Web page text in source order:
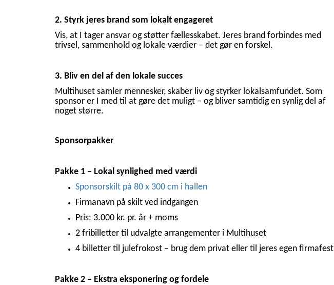
2. Styrk jeres brand som lokalt engageret
Vis, at I tager ansvar og støtter fællesskabet. Jeres brand forbindes med
trivsel, sammenhold og lokale værdier – det gør en forskel.
3. Bliv en del af den lokale succes
Multihuset samler mennesker, skaber liv og styrker lokalsamfundet. Som
sponsor er I med til at gøre det muligt – og bliver samtidig en synlig del af
noget større.
Sponsorpakker
Pakke 1 – Lokal synlighed med værdi
Sponsorskilt på 80 x 300 cm i hallen
Firmanavn på skilt ved indgangen
Pris: 3.000 kr. pr. år + moms
2 fribilletter til udvalgte arrangementer i Multihuset
4 billetter til julefrokost – brug dem privat eller til jeres egen firmafest
Pakke 2 – Ekstra eksponering og fordele